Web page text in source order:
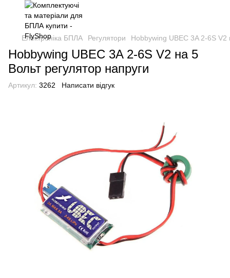
Електроніка БПЛА Регулятори Hobbywing UBEC 3A 2-6S V2
Hobbywing UBEC 3A 2-6S V2 на 5
Вольт регулятор напруги
Артикул: 3262 Написати відгук